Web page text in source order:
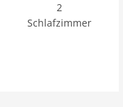
2
Schlafzimmer